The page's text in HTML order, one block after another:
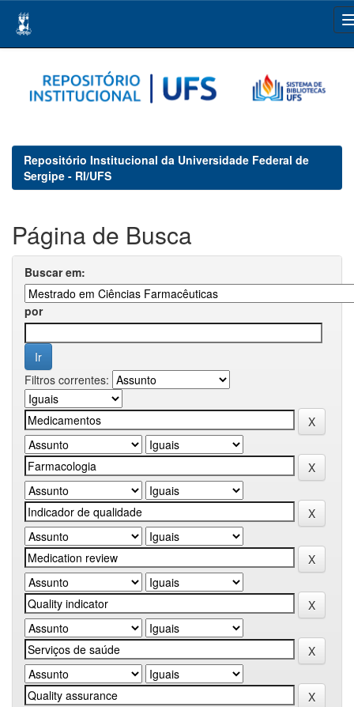
navigation
Repositório Institucional da Universidade Federal de
Sergipe - RI/UFS
Página de Busca
Buscar em:
por
Filtros correntes: